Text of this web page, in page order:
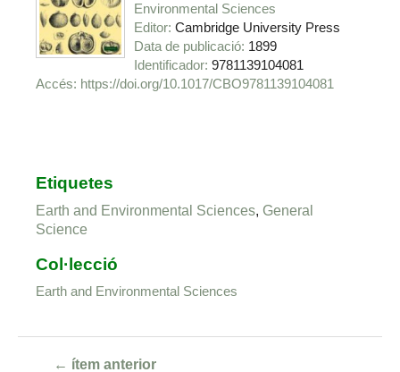
Environmental Sciences
Editor Cambridge University Press
Data de publicació 1899
Identificador 9781139104081
https://doi.org/10.1017/CBO9781139104081
Etiquetes
Earth and Environmental Sciences, General
Science
Col·lecció
Earth and Environmental Sciences
← ítem anterior